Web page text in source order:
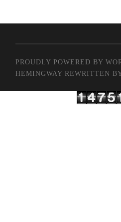
PROUDLY POWERED BY
HEMINGWAY REWRITTEN